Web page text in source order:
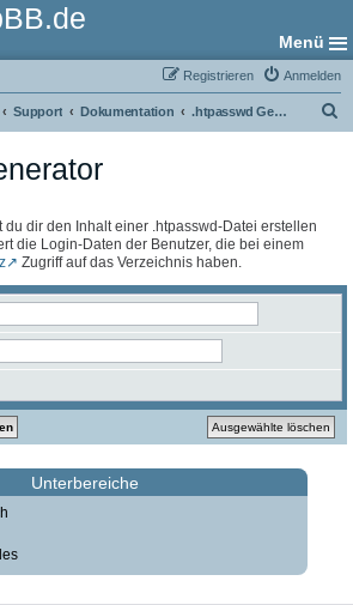
Menü
Anmelden
Registrieren
Support Dokumentation .htpasswd Generator
du dir den Inhalt einer .htpasswd-Datei erstellen
die Login-Daten der Benutzer, die bei einem
Zugriff auf das Verzeichnis haben.
Unterbereiche